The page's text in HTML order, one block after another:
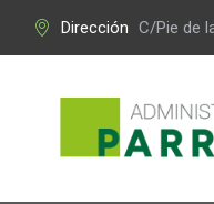
Dirección C/Pie de